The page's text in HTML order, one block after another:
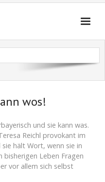
wos!
und sie kann was.
Reichl provokant im
hält Wort, wenn sie in
bisherigen Leben Fragen
vor allem sich selbst